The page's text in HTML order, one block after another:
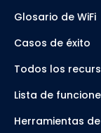
Glosario de WiFi
Casos de éxito
Todos los
Lista de
Herramientas de